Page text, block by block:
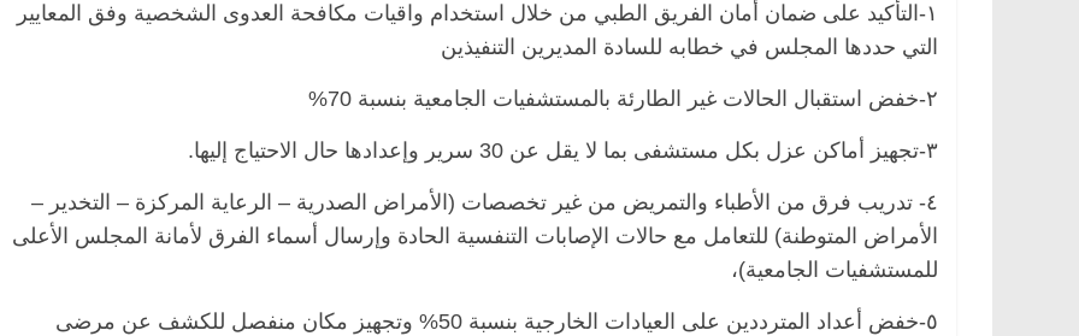
١-التأكيد على ضمان أمان الفريق الطبي من خلال استخدام واقيات مكافحة العدوى الشخصية وفق المعايير
التي حددها المجلس في خطابه للسادة المديرين التنفيذين
٢-خفض استقبال الحالات غير الطارئة بالمستشفيات الجامعية بنسبة 70%
٣-تجهيز أماكن عزل بكل مستشفى بما لا يقل عن 30 سرير وإعدادها حال الاحتياج إليها.
٤- تدريب فرق من الأطباء والتمريض من غير تخصصات (الأمراض الصدرية – الرعاية المركزة – التخدير –
الأمراض المتوطنة) للتعامل مع حالات الإصابات التنفسية الحادة وإرسال أسماء الفرق لأمانة المجلس الأعلى
للمستشفيات الجامعية)،
٥-خفض أعداد المترددين على العيادات الخارجية بنسبة 50% وتجهيز مكان منفصل للكشف عن مرضى